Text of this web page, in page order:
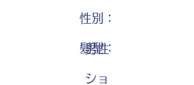
性別：
男性
髪型：
ショ